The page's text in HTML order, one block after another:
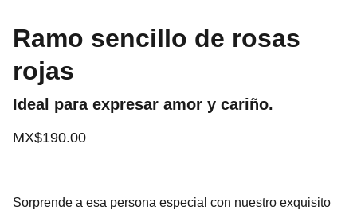
Ramo sencillo de rosas
rojas
Ideal para expresar amor y cariño.
MX$190.00
Sorprende a esa persona especial con nuestro exquisito